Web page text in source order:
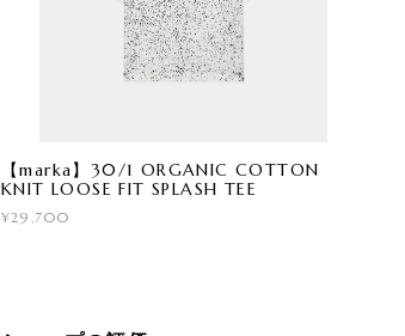
【marka】30/1 ORGANIC COTTON
KNIT LOOSE FIT SPLASH TEE
¥29,700